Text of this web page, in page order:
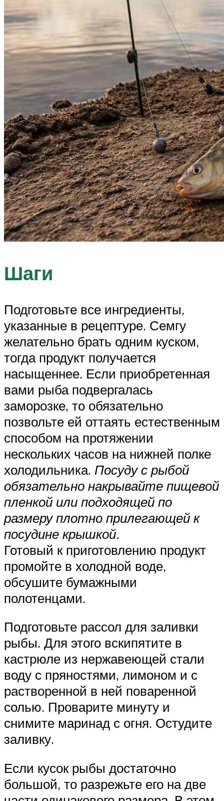
Шаги
Подготовьте все ингредиенты,
указанные в рецептуре. Семгу
желательно брать одним куском,
тогда продукт получается
насыщеннее. Если приобретенная
вами рыба подвергалась
заморозке, то обязательно
позвольте ей оттаять естественным
способом на протяжении
нескольких часов на нижней полке
холодильника. Посуду с рыбой
обязательно накрывайте пищевой
пленкой или подходящей по
размеру плотно прилегающей к
посудине крышкой.
Готовый к приготовлению продукт
промойте в холодной воде,
обсушите бумажными
полотенцами.
Подготовьте рассол для заливки
рыбы. Для этого вскипятите в
кастрюле из нержавеющей стали
воду с пряностями, лимоном и с
растворенной в ней поваренной
солью. Проварите минуту и
снимите маринад с огня. Остудите
заливку.
Если кусок рыбы достаточно
большой, то разрежьте его на две